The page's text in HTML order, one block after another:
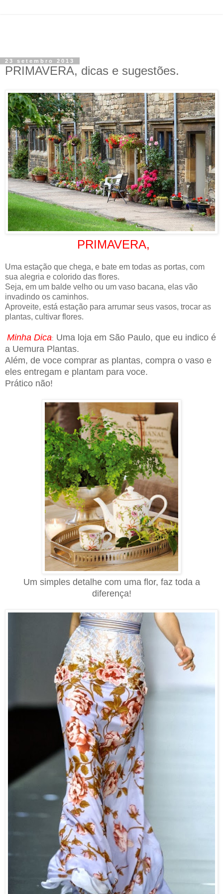
23 setembro 2013
PRIMAVERA, dicas e sugestões.
PRIMAVERA,
Uma estação que chega, e bate em todas as portas, com
sua alegria e colorido das flores.
Seja, em um balde velho ou um vaso bacana, elas vão
invadindo os caminhos.
Aproveite, está estação para arrumar seus vasos, trocar as
plantas, cultivar flores.
Minha Dica: Uma loja em São Paulo, que eu indico é
a Uemura Plantas.
Além, de voce comprar as plantas, compra o vaso e
eles entregam e plantam para voce.
Prático não!
Um simples detalhe com uma flor, faz toda a
diferença!